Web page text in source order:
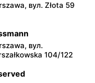
56
47D
вул. Złota 59
вул.
104/122